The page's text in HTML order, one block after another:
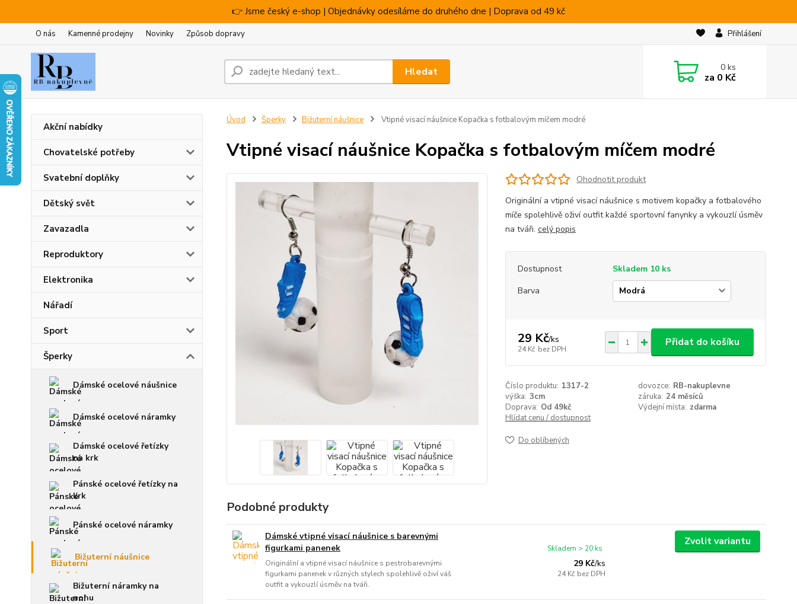
👉 Jsme český e-shop | Objednávky odesíláme do druhého dne | Doprava od 49 kč
O nás Kamenné prodejny Novinky Způsob dopravy Přihlášení
Hledat 0ks
za 0 Kč
Akční nabídky
Chovatelské potřeby
Svatební doplňky
Dětský svět
Zavazadla
Reproduktory
Elektronika
Nářadí
Sport
Šperky
Dámské ocelové náušnice
Dámské ocelové náramky
Dámské ocelové řetízky
na krk
Pánské ocelové řetízky na
krk
Pánské ocelové náramky
Bižuterní náušnice
Bižuterní náramky na
nohu
Úvod Šperky Bižuterní náušnice Vtipné visací náušnice Kopačka s fotbalovým míčem modré
Vtipné visací náušnice Kopačka s fotbalovým míčem modré
Ohodnotit produkt
Originální a vtipné visací náušnice s motivem kopačky a fotbalového
míče spolehlivě oživí outfit každé sportovní fanynky a vykouzlí úsměv
na tváři. celý popis
Dostupnost
Skladem 10 ks
Barva
29 Kč/ks
24 Kč bez DPH
Přidat do košíku
Číslo produktu: 1317-2 dovozce: RB-nakuplevne
výška: 3cm záruka: 24 měsíců
Doprava: Od 49kč Výdejní místa: zdarma
Hlídat cenu / dostupnost
Do oblíbených
Podobné produkty
Dámské vtipné visací náušnice s barevnými
figurkami panenek
Originální a vtipné visací náušnice s pestrobarevnými
figurkami panenek v různých stylech spolehlivě oživí váš
outfit a vykouzlí úsměv na tváři.
29 Kč/ks
24 Kč bez DPH
Skladem > 20 ks
Zvolit variantu